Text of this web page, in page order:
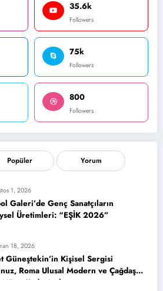
35.6k
Followers
75k
Followers
800
Followers
Popüler Yorum
1, 2026
Galeri’de Genç Sanatçıların
Üretimleri: “EŞİK 2026”
18, 2026
Güneştekin’in Kişisel Sergisi
Roma Ulusal Modern ve Çağdaş
Açılıyor